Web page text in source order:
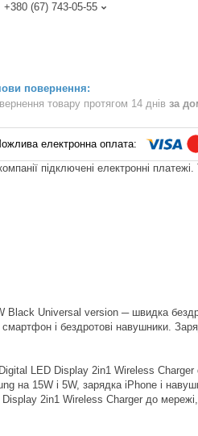
+380 (67) 743-05-55
товару протягом 14 днів за
підключені електронні
Universal version ─ швидка
і бездротові навушники.
LED Display 2in1 Wireless Charger
на 15W і 5W, зарядка iPhone і
2in1 Wireless Charger до